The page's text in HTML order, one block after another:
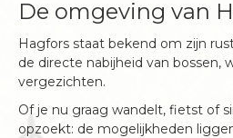
De omgeving van
Hagfors staat bekend om zijn
de directe nabijheid van bossen,
vergezichten.
Of je nu graag wandelt, fietst of
opzoekt: de mogelijkheden